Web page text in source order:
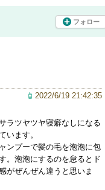
フォロー
2022/6/19 21:42:35
ラツヤツヤ寝癖なしになる
います。
ンプーで髪の毛を泡泡に包
。泡泡にするのを怠るとド
がぜんぜん違うと思いま